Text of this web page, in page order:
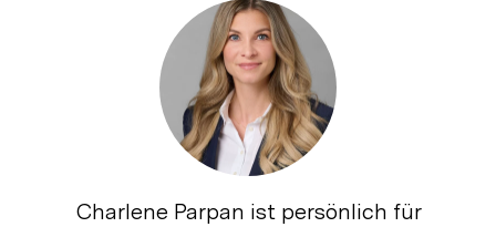
Charlene Parpan ist persönlich für